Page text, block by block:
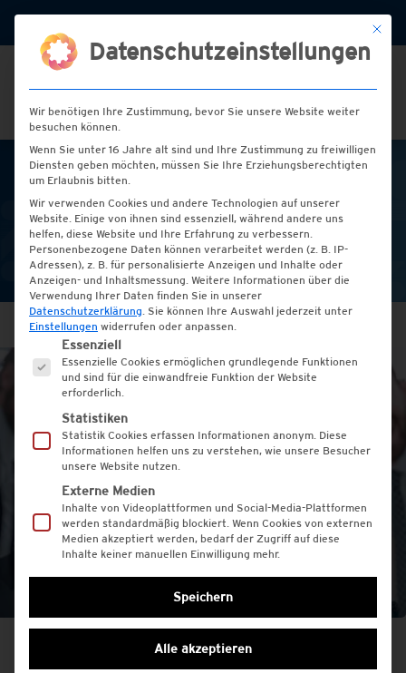
Leistungen
Made in Germany
Mit
Datenschutzeinstellungen
Wir benötigen Ihre Zustimmung, bevor Sie unsere Website weiter
besuchen können.
Wenn Sie unter 16 Jahre alt sind und Ihre Zustimmung zu freiwilligen
Diensten geben möchten, müssen Sie Ihre Erziehungsberechtigten
um Erlaubnis bitten.
Wir verwenden Cookies und andere Technologien auf unserer
Website. Einige von ihnen sind essenziell, während andere uns
helfen, diese Website und Ihre Erfahrung zu verbessern.
Personenbezogene Daten können verarbeitet werden (z. B. IP-
Adressen), z. B. für personalisierte Anzeigen und Inhalte oder
Anzeigen- und Inhaltsmessung. Weitere Informationen über die
Verwendung Ihrer Daten finden Sie in unserer
Datenschutzerklärung. Sie können Ihre Auswahl jederzeit unter
Einstellungen widerrufen oder anpassen.
Es folgt eine Liste der Service-Gruppen, für die
Essenziell
Essenzielle Cookies ermöglichen grundlegende Funktionen
und sind für die einwandfreie Funktion der Website
erforderlich.
Statistiken
Statistik Cookies erfassen Informationen anonym. Diese
Informationen helfen uns zu verstehen, wie unsere Besucher
unsere Website nutzen.
Externe Medien
Inhalte von Videoplattformen und Social-Media-Plattformen
werden standardmäßig blockiert. Wenn Cookies von externen
Medien akzeptiert werden, bedarf der Zugriff auf diese
Inhalte keiner manuellen Einwilligung mehr.
Speichern
Alle akzeptieren